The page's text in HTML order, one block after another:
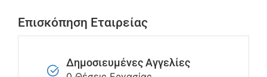
Επισκόπηση Εταιρείας
Δημοσιευμένες Αγγελίες